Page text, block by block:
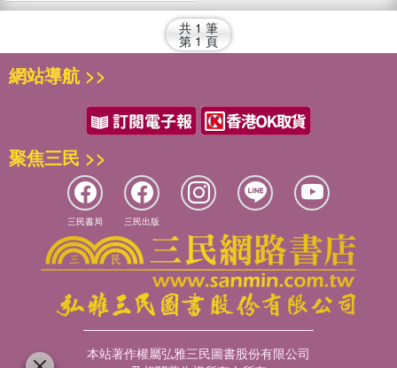
共 1 筆
第 1 頁
網站導航 >>
聚焦三民 >>
三民書局 三民出版
本站著作權屬弘雅三民圖書股份有限公司